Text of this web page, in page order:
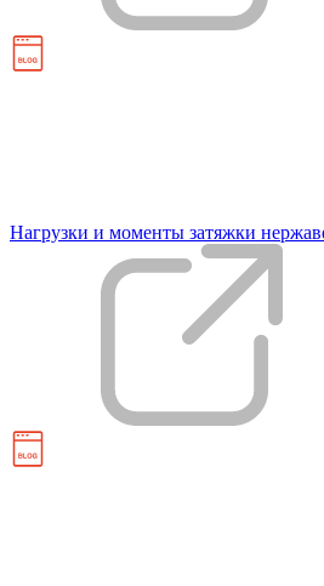
Нагрузки и моменты затяжки